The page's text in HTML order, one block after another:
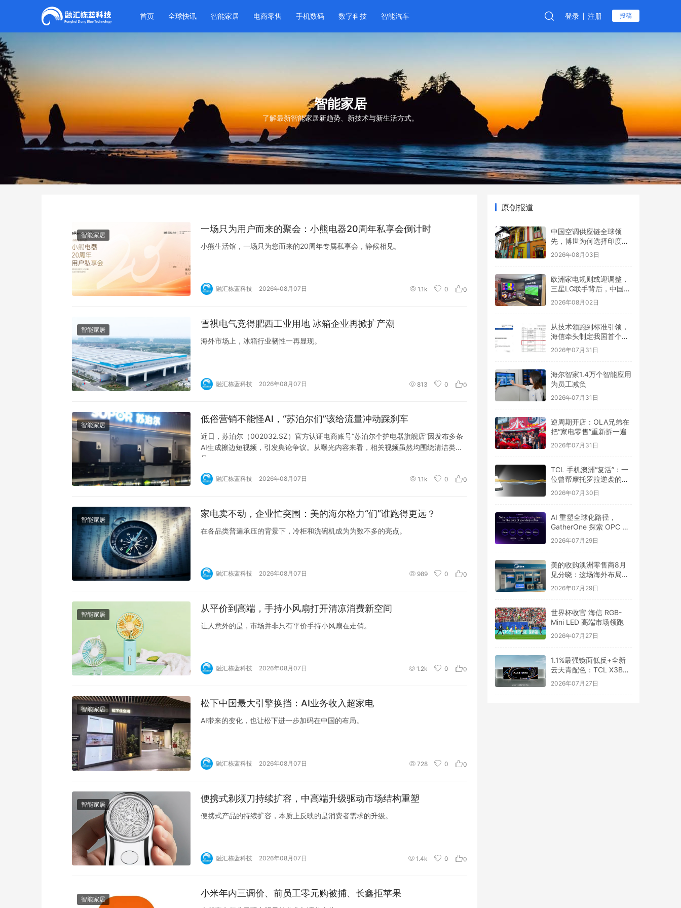
首页 全球快讯 智能家居 电商零售 手机数码 数字科技 智能汽车 登录 注册 投稿
智能家居
了解最新智能家居新趋势、新技术与新生活方式。
智能家居
一场只为用户而来的聚会：小熊电器20周年私享会倒计时
小熊生活馆，一场只为您而来的20周年专属私享会，静候相见。
融汇栋蓝科技 2026年08月07日 1.1k 0 0
智能家居
雪祺电气竞得肥西工业用地 冰箱企业再掀扩产潮
海外市场上，冰箱行业韧性一再显现。
融汇栋蓝科技 2026年08月07日 813 0 0
智能家居
低俗营销不能怪AI，“苏泊尔们”该给流量冲动踩刹车
近日，苏泊尔（002032.SZ）官方认证电商账号“苏泊尔个护电器旗舰店”因发布多条
AI生成擦边短视频，引发舆论争议。从曝光内容来看，相关视频虽然均围绕清洁类产
品
融汇栋蓝科技 2026年08月07日 1.1k 0 0
智能家居
家电卖不动，企业忙突围：美的海尔格力“们”谁跑得更远？
在各品类普遍承压的背景下，冷柜和洗碗机成为为数不多的亮点。
融汇栋蓝科技 2026年08月07日 989 0 0
智能家居
从平价到高端，手持小风扇打开清凉消费新空间
让人意外的是，市场并非只有平价手持小风扇在走俏。
融汇栋蓝科技 2026年08月07日 1.2k 0 0
智能家居
松下中国最大引擎换挡：AI业务收入超家电
AI带来的变化，也让松下进一步加码在中国的布局。
融汇栋蓝科技 2026年08月07日 728 0 0
智能家居
便携式剃须刀持续扩容，中高端升级驱动市场结构重塑
便携式产品的持续扩容，本质上反映的是消费者需求的升级。
融汇栋蓝科技 2026年08月07日 1.4k 0 0
智能家居
小米年内三调价、前员工零元购被捕、长鑫拒苹果
原创报道
中国空调供应链全球领
先，博世为何选择印度建
出口基地？
2026年08月03日
欧洲家电规则或迎调整，
三星LG联手背后，中国企
业如何应对？
2026年08月02日
从技术领跑到标准引领，
海信牵头制定我国首个
RGB-Mini LED行业标准
2026年07月31日
海尔智家1.4万个智能应用
为员工减负
2026年07月31日
逆周期开店：OLA兄弟在
把“家电零售”重新拆一遍
2026年07月31日
TCL 手机澳洲“复活”：一
位曾帮摩托罗拉逆袭的操
盘手来了
2026年07月30日
AI 重塑全球化路径，
GatherOne 探索 OPC 出
海新机遇
2026年07月29日
美的收购澳洲零售商8月
见分晓：这场海外布局大
考或成分水岭
2026年07月29日
世界杯收官 海信 RGB-
Mini LED 高端市场领跑
2026年07月27日
1.1%最强镜面低反+全新
云天青配色：TCL X3B系
列OLED+显示器正式发布
2026年07月27日